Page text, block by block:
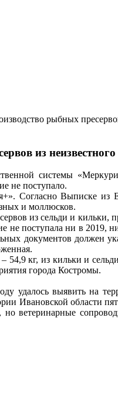
рыбных
из
системы
не поступало.
Согласно Выписке из
и моллюсков.
из сельди и кильки,
не поступала ни в 2019,
документов должен
54,9 кг, из кильки и
города Костромы.
удалось выявить на
Ивановской области
ветеринарные